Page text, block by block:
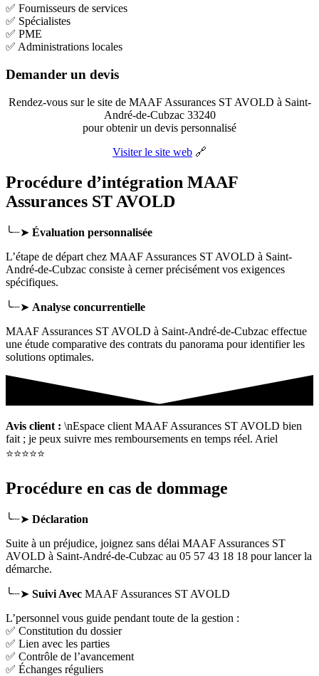
✅ Fournisseurs de services
✅ Spécialistes
✅ PME
✅ Administrations locales
Demander un devis
Rendez-vous sur le site de MAAF Assurances ST AVOLD à Saint-
André-de-Cubzac 33240
pour obtenir un devis personnalisé
Visiter le site web 🔗
Procédure d’intégration MAAF
Assurances ST AVOLD
╰┈➤ Évaluation personnalisée
L’étape de départ chez MAAF Assurances ST AVOLD à Saint-
André-de-Cubzac consiste à cerner précisément vos exigences
spécifiques.
╰┈➤ Analyse concurrentielle
MAAF Assurances ST AVOLD à Saint-André-de-Cubzac effectue
une étude comparative des contrats du panorama pour identifier les
solutions optimales.
Avis client : \nEspace client MAAF Assurances ST AVOLD bien
fait ; je peux suivre mes remboursements en temps réel. Ariel
⭐⭐⭐⭐⭐
Procédure en cas de dommage
╰┈➤ Déclaration
Suite à un préjudice, joignez sans délai MAAF Assurances ST
AVOLD à Saint-André-de-Cubzac au 05 57 43 18 18 pour lancer la
démarche.
╰┈➤ Suivi Avec MAAF Assurances ST AVOLD
L’personnel vous guide pendant toute de la gestion :
✅ Constitution du dossier
✅ Lien avec les parties
✅ Contrôle de l’avancement
✅ Échanges réguliers